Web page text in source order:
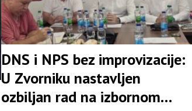
DNS i NPS bez improvizacije:
U Zvorniku nastavljen
ozbiljan rad na izbornom